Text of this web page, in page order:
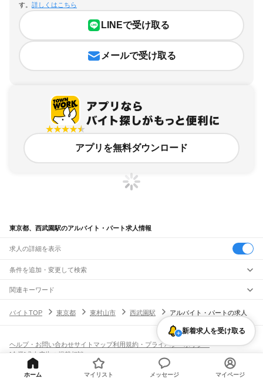
す。 詳しくはこちら
LINEで受け取る
メールで受け取る
アプリを無料ダウンロード
東京都、西武園駅のアルバイト・パート求人情報
求人の詳細を表示
条件を追加・変更して検索
市区町村を追加・変更
東京都すべて
墨田区 江東区品川区目黒区大田区
世田谷区渋谷区中野区 杉並区豊島区北区 荒川区板橋区練馬区足立区葛飾区
江戸川区
八王子市 武蔵野市三鷹市 昭島市
小金井市
小平市
東村山市 国分寺市 福生市 狛江市 清瀬市
駅を追加・変更
東京駅 新橋駅品川駅
JR山手線
大崎駅五反田駅 恵比寿駅 代々木駅
新大久保駅
高田馬場駅
池袋駅大塚駅 巣鴨駅 田端駅西日暮里駅 日暮里駅 鶯谷駅
飲食・フードサービス
飲食・フードサービス
ホールスタッフ
キッチンスタッフ 皿洗い・洗い場精肉・鮮魚加工
給食調理
パン屋（ベーカリー）
フードカウンター販売員バー（BAR）・バーテンダー
特徴を追加・変更
日払いOK
学生歓迎深夜の仕事 髪型・髪色自由
ネイルOK
雇用形態を追加・変更
関連キーワード
バイトTOP
東京都 東村山市 西武園駅 アルバイト・パートの求人
新着求人を受け取る
ヘルプ・お問い合わせサイトマップ利用規約・プライバシーポリシー
[企業]求人広告の掲載相談
ホーム マイリスト メッセージ マイページ